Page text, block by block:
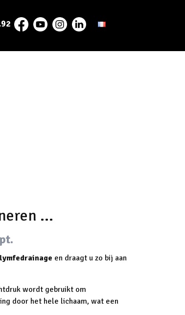
...
lymfedrainage en draagt ​​u zo bij aan
wordt gebruikt om
door het hele lichaam, wat een